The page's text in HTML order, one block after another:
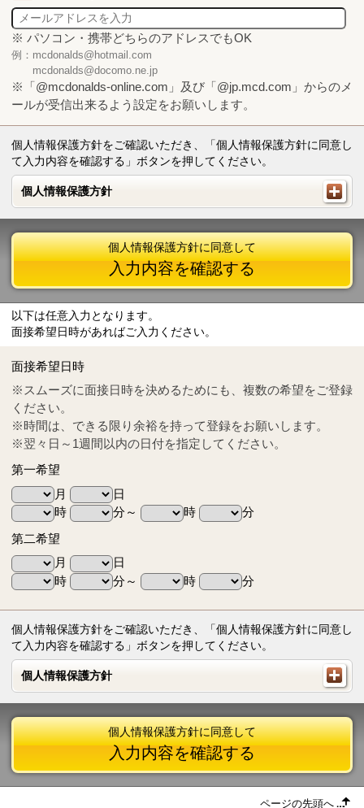
※ パソコン・携帯どちらのアドレスでもOK
例：mcdonalds@hotmail.com
mcdonalds@docomo.ne.jp
※「@mcdonalds-online.com」及び「@jp.mcd.com」からのメ
ールが受信出来るよう設定をお願いします。
個人情報保護方針をご確認いただき、「個人情報保護方針に同意し
て入力内容を確認する」ボタンを押してください。
個人情報保護方針
個人情報保護方針
Tel
0570-55-0314
個人情報保護方針に同意して
入力内容を確認する
以下は任意入力となります。
面接希望日時があればご入力ください。
面接希望日時
※スムーズに面接日時を決めるためにも、複数の希望をご登録
ください。
※時間は、できる限り余裕を持って登録をお願いします。
※翌々日～1週間以内の日付を指定してください。
第一希望
月
日
時
分～ 時
分
第二希望
月
日
時
分～ 時 分
個人情報保護方針をご確認いただき、「個人情報保護方針に同意し
て入力内容を確認する」ボタンを押してください。
個人情報保護方針
個人情報保護方針
個人情報保護方針に同意して
入力内容を確認する
ページの先頭へ